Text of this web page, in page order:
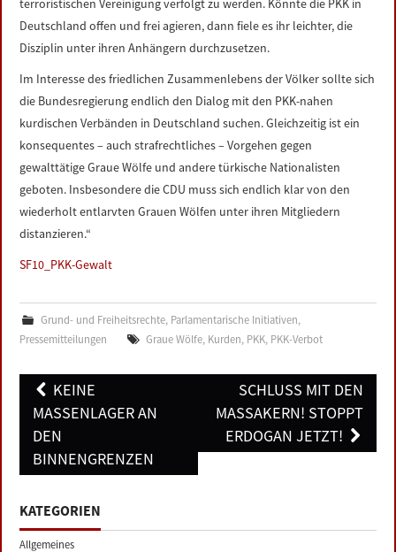
terroristischen Vereinigung verfolgt zu werden. Könnte die PKK in
Deutschland offen und frei agieren, dann fiele es ihr leichter, die
Disziplin unter ihren Anhängern durchzusetzen.
Im Interesse des friedlichen Zusammenlebens der Völker sollte sich
die Bundesregierung endlich den Dialog mit den PKK-nahen
kurdischen Verbänden in Deutschland suchen. Gleichzeitig ist ein
konsequentes – auch strafrechtliches – Vorgehen gegen
gewalttätige Graue Wölfe und andere türkische Nationalisten
geboten. Insbesondere die CDU muss sich endlich klar von den
wiederholt entlarvten Grauen Wölfen unter ihren Mitgliedern
distanzieren.“
SF10_PKK-Gewalt
Grund- und Freiheitsrechte, Parlamentarische Initiativen,
Pressemitteilungen
Graue Wölfe, Kurden, PKK, PKK-Verbot
Post
navigation
KEINE
MASSENLAGER AN
DEN
BINNENGRENZEN
SCHLUSS MIT DEN
MASSAKERN! STOPPT
ERDOGAN JETZT!
KATEGORIEN
Allgemeines